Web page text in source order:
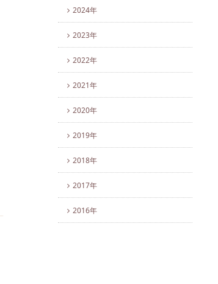
2024年
2023年
2022年
2021年
2020年
2019年
2018年
2017年
2016年